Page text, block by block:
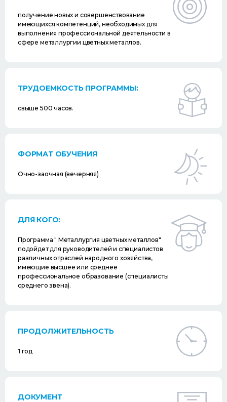
получение новых и совершенствование
имеющихся компетенций, необходимых для
выполнения профессиональной деятельности в
сфере металлургии цветных металлов.
ТРУДОЕМКОСТЬ ПРОГРАММЫ:
свыше 500 часов.
ФОРМАТ ОБУЧЕНИЯ
Очно-заочная (вечерняя)
ДЛЯ КОГО:
Программа " Металлургия цветных металлов"
подойдет для руководителей и специалистов
различных отраслей народного хозяйства,
имеющие высшее или среднее
профессиональное образование (специалисты
среднего звена).
ПРОДОЛЖИТЕЛЬНОСТЬ
1 год
ДОКУМЕНТ